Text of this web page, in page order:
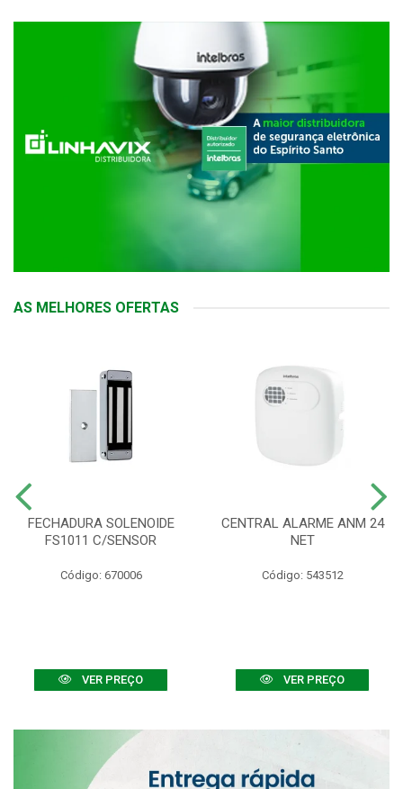
AS MELHORES OFERTAS
FECHADURA SOLENOIDE
FS1011 C/SENSOR
Código: 670006
VER PREÇO
CENTRAL ALARME ANM 24
NET
Código: 543512
VER PREÇO